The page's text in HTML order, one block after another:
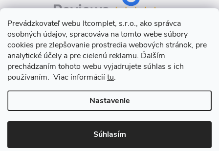
Prevádzkovateľ webu Itcomplet, s.r.o., ako správca
osobných údajov, spracováva na tomto webe súbory
cookies pre zlepšovanie prostredia webových stránok, pre
analytické účely a pre cielenú reklamu. Ďalším
prechádzaním tohoto webu vyjadrujete súhlas s ich
používaním. Viac informáciítu.
Nastavenie
Súhlasím
Copyright 2026Itcomplet s.r.o.. Všetky práva vyhradené.Upraviť
nastavenie cookies